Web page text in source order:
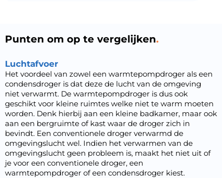
Punten om op te vergelijken
Luchtafvoer
Het voordeel van zowel een warmtepompdroger als een
condensdroger is dat deze de lucht van de omgeving
niet verwarmt. De warmtepompdroger is dus ook
geschikt voor kleine ruimtes welke niet te warm moeten
worden. Denk hierbij aan een kleine badkamer, maar ook
aan een bergruimte of kast waar de droger zich in
bevindt. Een conventionele droger verwarmd de
omgevingslucht wel. Indien het verwarmen van de
omgevingslucht geen probleem is, maakt het niet uit of
je voor een conventionele droger, een
warmtepompdroger of een condensdroger kiest.